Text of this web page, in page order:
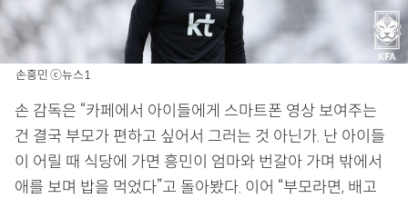
손흥민 ⓒ뉴스1
손 감독은 “카페에서 아이들에게 스마트폰 영상 보여주는
건 결국 부모가 편하고 싶어서 그러는 것 아닌가. 난 아이들
이 어릴 때 식당에 가면 흥민이 엄마와 번갈아 가며 밖에서
애를 보며 밥을 먹었다”고 돌아봤다. 이어 “부모라면, 배고